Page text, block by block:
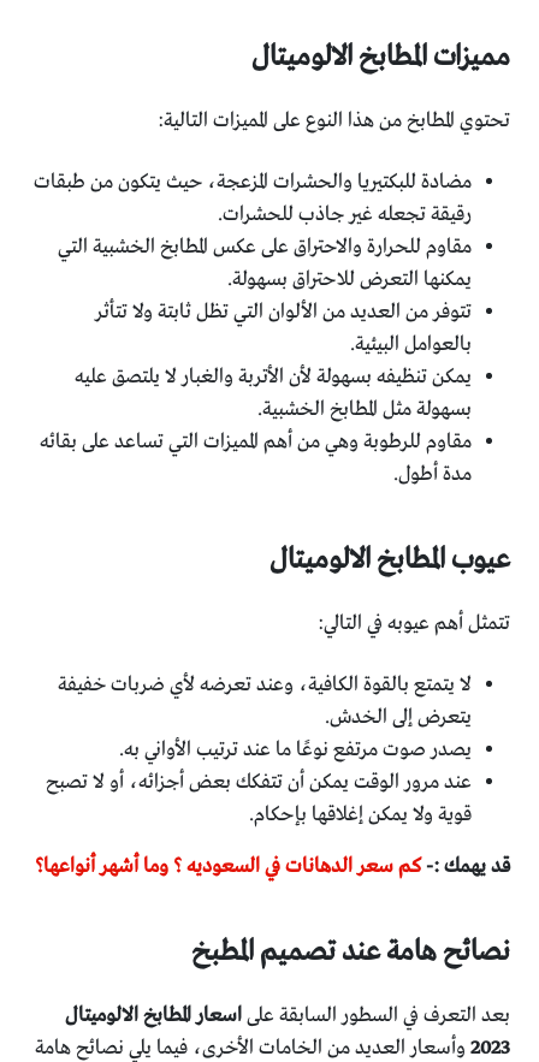
مميزات المطابخ الالوميتال
تحتوي المطابخ من هذا النوع على المميزات التالية:
مضادة للبكتيريا والحشرات المزعجة، حيث يتكون من طبقات
رقيقة تجعله غير جاذب للحشرات.
مقاوم للحرارة والاحتراق على عكس المطابخ الخشبية التي
يمكنها التعرض للاحتراق بسهولة.
تتوفر من العديد من الألوان التي تظل ثابتة ولا تتأثر
بالعوامل البيئية.
يمكن تنظيفه بسهولة لأن الأتربة والغبار لا يلتصق عليه
بسهولة مثل المطابخ الخشبية.
مقاوم للرطوبة وهي من أهم المميزات التي تساعد على بقائه
مدة أطول.
عيوب المطابخ الالوميتال
تتمثل أهم عيوبه في التالي:
لا يتمتع بالقوة الكافية، وعند تعرضه لأي ضربات خفيفة
يتعرض إلى الخدش.
يصدر صوت مرتفع نوعًا ما عند ترتيب الأواني به.
عند مرور الوقت يمكن أن تتفكك بعض أجزائه، أو لا تصبح
قوية ولا يمكن إغلاقها بإحكام.
قد يهمك :-كم سعر الدهانات في السعوديه ؟ وما أشهر أنواعها؟
نصائح هامة عند تصميم المطبخ
بعد التعرف في السطور السابقة علىاسعار المطابخ الالوميتال
2023 وأسعار العديد من الخامات الأخرى، فيما يلي نصائح هامة